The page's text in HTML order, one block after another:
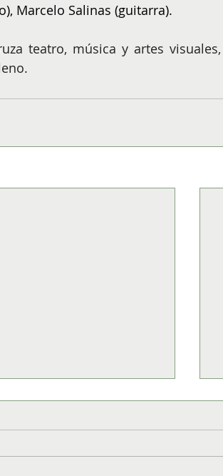
Marcelo Salinas (guitarra).
teatro, música y artes